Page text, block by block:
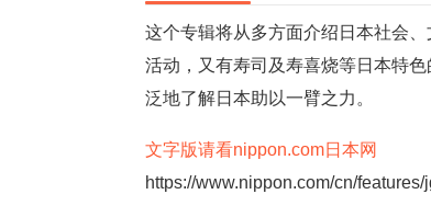
这个专辑将从多方面介绍日本社会
活动，又有寿司及寿喜烧等日本特
泛地了解日本助以一臂之力。
文字版请看nippon.com日本网
https://www.nippon.com/cn/features/